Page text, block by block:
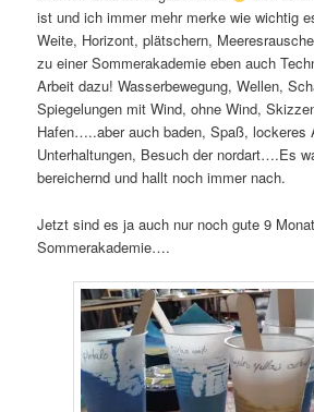
ist und ich immer mehr merke wie wichtig
Weite, Horizont, plätschern,
zu einer Sommerakademie eben auch
Arbeit dazu! Wasserbewegung, Wellen,
Spiegelungen mit Wind, ohne Wind,
Hafen…..aber auch baden, Spaß, lockeres
Unterhaltungen, Besuch der nordart….Es
bereichernd und hallt noch immer nach.
Jetzt sind es ja auch nur noch gute 9
Sommerakademie….